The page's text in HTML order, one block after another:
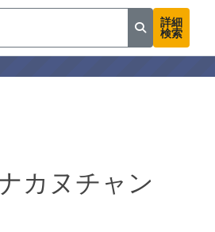
詳細
検索
カヌチャン